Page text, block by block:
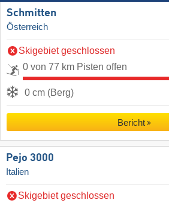
Schmitten
Österreich
Skigebiet geschlossen
0 von 77 km Pisten offen
0 cm (Berg)
Bericht
Pejo 3000
Italien
Skigebiet geschlossen